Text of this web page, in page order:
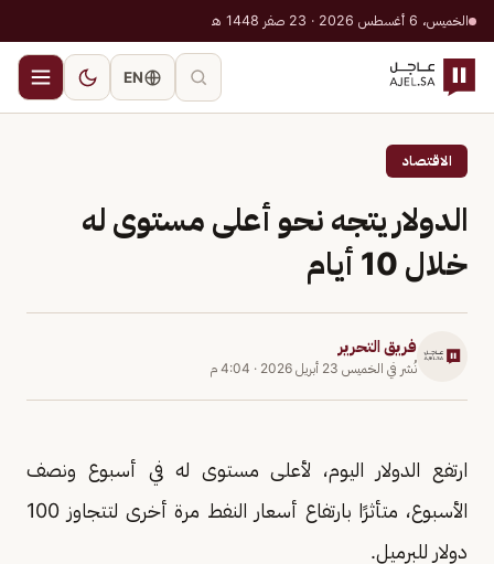
الخميس، 6 أغسطس 2026 · 23 صفر 1448 هـ
EN
الاقتصاد
الدولار يتجه نحو أعلى مستوى له
خلال 10 أيام
فريق التحرير
نُشر في الخميس 23 أبريل 2026 · 4:04 م
ارتفع الدولار اليوم، لأعلى مستوى ‌له في أسبوع ونصف
الأسبوع، متأثرًا بارتفاع أسعار النفط مرة أخرى لتتجاوز 100
دولار للبرميل.